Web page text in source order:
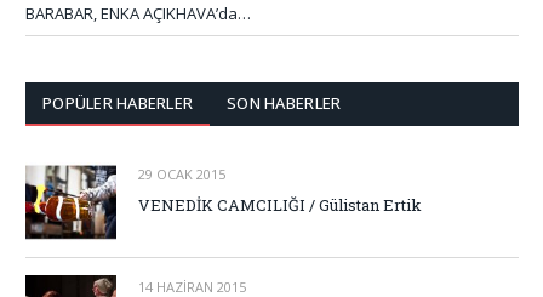
BARABAR, ENKA AÇIKHAVA’da…
POPÜLER HABERLER SON HABERLER
29 OCAK 2015
VENEDİK CAMCILIĞI / Gülistan Ertik
14 HAZIRAN 2015